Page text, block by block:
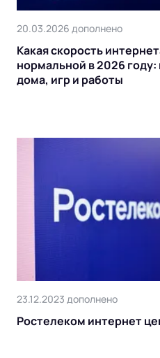
20.03.2026 дополнено
Какая скорость
нормальной в 2026
дома, игр и работы
23.12.2023 дополнено
Ростелеком интернет